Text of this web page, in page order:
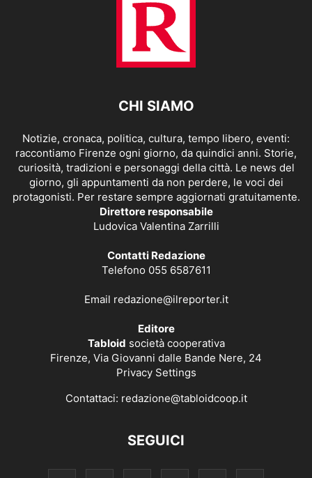
CHI SIAMO
Notizie, cronaca, politica, cultura, tempo libero, eventi:
raccontiamo Firenze ogni giorno, da quindici anni. Storie,
curiosità, tradizioni e personaggi della città. Le news del
giorno, gli appuntamenti da non perdere, le voci dei
protagonisti. Per restare sempre aggiornati gratuitamente.
Direttore responsabile
Ludovica Valentina Zarrilli
Contatti Redazione
Telefono 055 6587611
Email redazione@ilreporter.it
Editore
Tabloid società cooperativa
Firenze, Via Giovanni dalle Bande Nere, 24
Privacy Settings
Contattaci: redazione@tabloidcoop.it
SEGUICI